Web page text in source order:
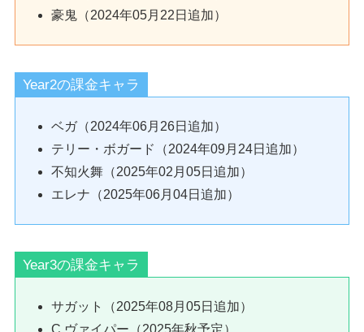
豪鬼（2024年05月22日追加）
Year2の課金キャラ
ベガ（2024年06月26日追加）
テリー・ボガード（2024年09月24日追加）
不知火舞（2025年02月05日追加）
エレナ（2025年06月04日追加）
Year3の課金キャラ
サガット（2025年08月05日追加）